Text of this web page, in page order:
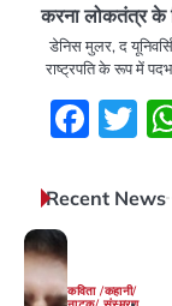
करना लोकतंत्र के
डेनिस मुलर, द
राष्ट्रपति के रूप में
Recent News
कविता /कहानी/